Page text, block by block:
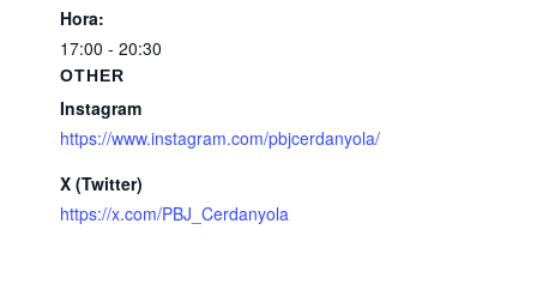
Hora:
17:00 - 20:30
OTHER
Instagram
https://www.instagram.com/pbjcerdanyola/
X (Twitter)
https://x.com/PBJ_Cerdanyola